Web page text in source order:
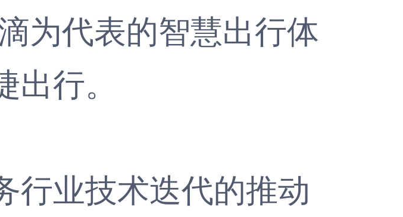
为代表的智慧出行体
行。
业技术迭代的推动